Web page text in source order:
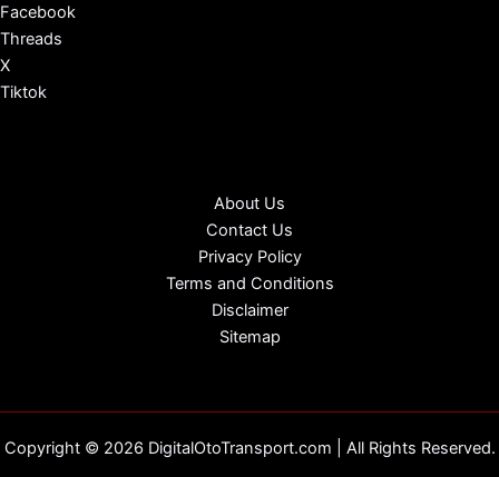
Facebook
Threads
X
Tiktok
About Us
Contact Us
Privacy Policy
Terms and Conditions
Disclaimer
Sitemap
Copyright © 2026 DigitalOtoTransport.com | All Rights Reserved.